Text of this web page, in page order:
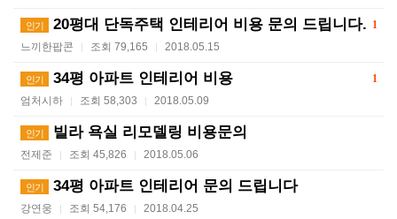
1
인기 20평대 단독주택 인테리어 비용 문의 드립니다.
느끼한팝콘 | 조회 79,165 | 2018.05.15
1
인기 34평 아파트 인테리어 비용
엄처시하 | 조회 58,303 | 2018.05.09
인기 빌라 욕실 리모델링 비용문의
전제준 | 조회 45,826 | 2018.05.06
인기 34평 아파트 인테리어 문의 드립니다
강연웅 | 조회 54,176 | 2018.04.25